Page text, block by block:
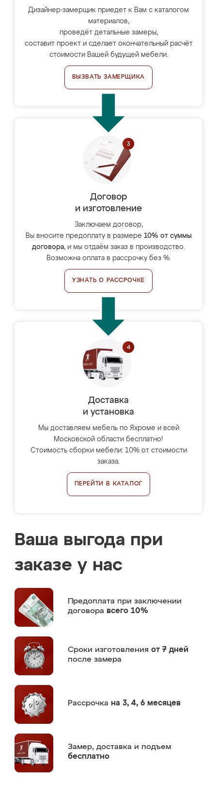
Дизайнер-замерщик приедет к Вам с каталогом
материалов,
проведёт детальные замеры,
составит проект и сделает окончательный расчёт
стоимости Вашей будущей мебели.
ВЫЗВАТЬ ЗАМЕРЩИКА
Договор
и изготовление
Заключаем договор,
Вы вносите предоплату в размере 10% от суммы
договора, и мы отдаём заказ в производство.
Возможна оплата в рассрочку без %.
УЗНАТЬ О РАССРОЧКЕ
Доставка
и установка
Мы доставляем мебель по Яхроме и всей
Московской области бесплатно!
Стоимость сборки мебели: 10% от стоимости
заказа.
ПЕРЕЙТИ В КАТАЛОГ
Ваша выгода при
заказе у нас
Предоплата при заключении
договора всего 10%
Сроки изготовления от 7 дней
после замера
Рассрочка на 3, 4, 6 месяцев
Замер, доставка и подъем
бесплатно